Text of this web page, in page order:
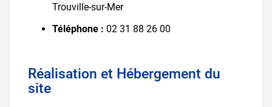
Trouville-sur-Mer
Téléphone : 02 31 88 26 00
Réalisation et Hébergement du
site